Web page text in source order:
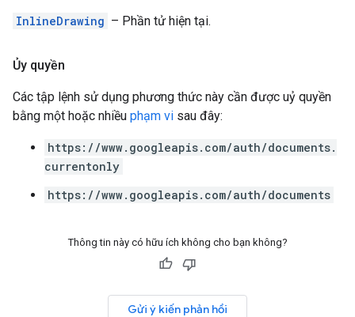
InlineDrawing – Phần tử hiện tại.
Ủy quyền
Các tập lệnh sử dụng phương thức này cần được uỷ quyền
bằng một hoặc nhiều phạm vi sau đây:
https://www.googleapis.com/auth/documents.
currentonly
https://www.googleapis.com/auth/documents
Thông tin này có hữu ích không cho bạn không?
Gửi ý kiến phản hồi